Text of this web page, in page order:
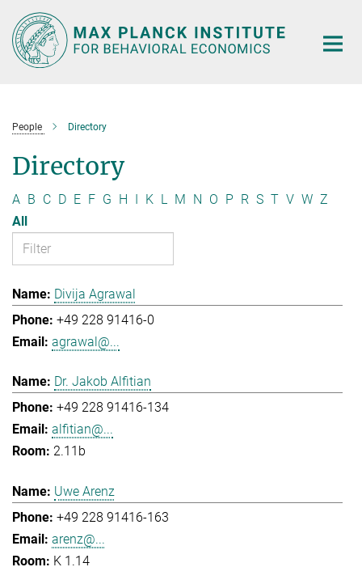
Main-
Content
People Directory
Directory
A B C D E F G H I K L M N O P R S T V W Z
All
Divija Agrawal
+49 228 91416-0
agrawal@...
Dr. Jakob Alfitian
+49 228 91416-134
alfitian@...
2.11b
Uwe Arenz
+49 228 91416-163
arenz@...
K 1.14